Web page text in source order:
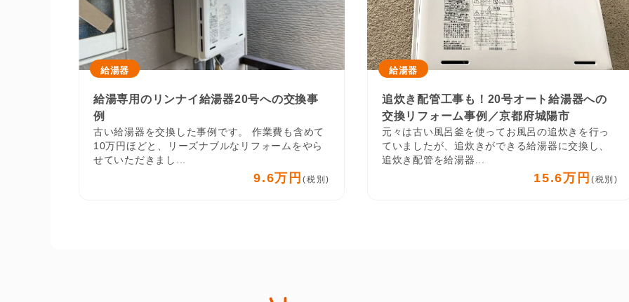
給湯器
給湯専用のリンナイ給湯器20号への交換事
例
古い給湯器を交換した事例です。 作業費も含めて
10万円ほどと、リーズナブルなリフォームをやら
せていただきまし...
9.6万円 (税別)
給湯器
追炊き配管工事も！20号オート給湯器への
交換リフォーム事例／京都府城陽市
元々は古い風呂釜を使ってお風呂の追炊きを行っ
ていましたが、追炊きができる給湯器に交換し、
追炊き配管を給湯器...
15.6万円 (税別)